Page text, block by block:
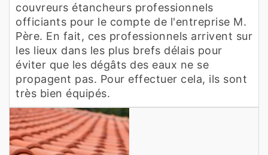
couvreurs étancheurs professionnels
officiants pour le compte de l'entreprise M.
Père. En fait, ces professionnels arrivent sur
les lieux dans les plus brefs délais pour
éviter que les dégâts des eaux ne se
propagent pas. Pour effectuer cela, ils sont
très bien équipés.